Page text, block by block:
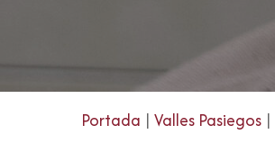
Portada | Valles Pasiegos |